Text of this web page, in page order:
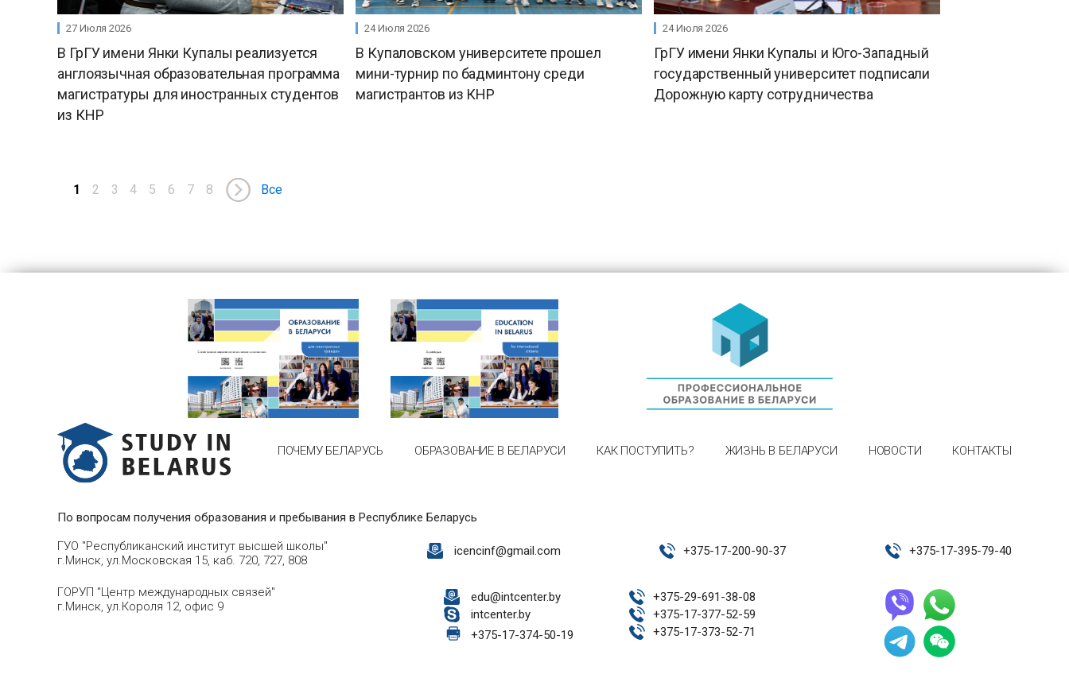
27 Июля 2026
В ГрГУ имени Янки Купалы реализуется
англоязычная образовательная программа
магистратуры для иностранных студентов
из КНР
24 Июля 2026
В Купаловском университете прошел
мини-турнир по бадминтону среди
магистрантов из КНР
24 Июля 2026
ГрГУ имени Янки Купалы и Юго-Западный
государственный университет подписали
Дорожную карту сотрудничества
1 2 3 4 5 6 7 8 Все
ПОЧЕМУ БЕЛАРУСЬ ОБРАЗОВАНИЕ В БЕЛАРУСИ КАК ПОСТУПИТЬ? ЖИЗНЬ В БЕЛАРУСИ НОВОСТИ КОНТАКТЫ
По вопросам получения образования и пребывания в Республике Беларусь
ГУО "Республиканский институт высшей школы"
г.Минск, ул.Московская 15, каб. 720, 727, 808
icencinf@gmail.com +375-17-200-90-37 +375-17-395-79-40
ГОРУП "Центр международных связей"
г.Минск, ул.Короля 12, офис 9
edu@intcenter.by
intcenter.by
+375-17-374-50-19
+375-29-691-38-08
+375-17-377-52-59
+375-17-373-52-71